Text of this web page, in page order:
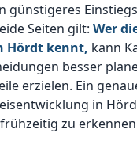
günstigeres
Seiten gilt: Wer
Hördt kennt, kann
besser
erzielen. Ein
in
zu